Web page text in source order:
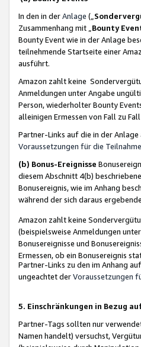
In den in derAnlage („
Zusammenhang mit „ Bounty
Bounty Event wie in der Anlage
teilnehmende Startseite einer
ausführt.
Amazon zahlt keine
Anmeldungen unter Angabe
Person, wiederholter Bounty
alleinigen Ermessen von Fall zu
Partner-Links auf die in der
Voraussetzungen für die
(b) Bonus-Ereignisse
diesem Abschnitt 4(b)
Bonusereignis, wie im Anhang
während der sich daraus
Amazon zahlt keine
(beispielsweise Anmeldungen
Bonusereignisse und
Ermessen, ob ein Bonusereignis
Partner-Links zu den im Anhang
ungeachtet derVoraussetzungen
5. Einschränkungen in Bezug
Partner-Tags sollten nur
Namen handelt) versuchst,